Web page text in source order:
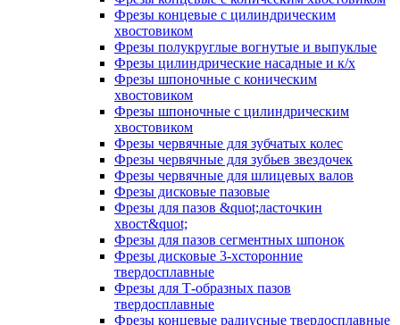
Фрезы концевые с цилиндрическим
хвостовиком
Фрезы полукруглые вогнутые и выпуклые
Фрезы цилиндрические насадные и к/х
Фрезы шпоночные с коническим
хвостовиком
Фрезы шпоночные с цилиндрическим
хвостовиком
Фрезы червячные для зубчатых колес
Фрезы червячные для зубьев звездочек
Фрезы червячные для шлицевых валов
Фрезы дисковые пазовые
Фрезы для пазов &quot;ласточкин
хвост&quot;
Фрезы для пазов сегментных шпонок
Фрезы дисковые 3-хсторонние
твердосплавные
Фрезы для Т-образных пазов
твердосплавные
Фрезы концевые радиусные твердосплавные